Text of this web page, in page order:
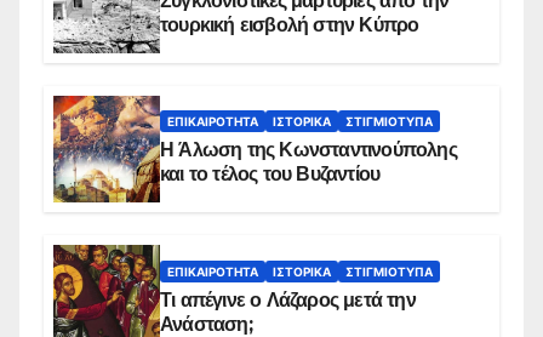
τουρκική εισβολή στην Κύπρο
ΕΠΙΚΑΙΡΌΤΗΤΑ ΙΣΤΟΡΙΚΆ ΣΤΙΓΜΙΌΤΥΠΑ
Η Άλωση της Κωνσταντινούπολης
και το τέλος του Βυζαντίου
ΕΠΙΚΑΙΡΌΤΗΤΑ ΙΣΤΟΡΙΚΆ ΣΤΙΓΜΙΌΤΥΠΑ
Τι απέγινε ο Λάζαρος μετά την
Ανάσταση;